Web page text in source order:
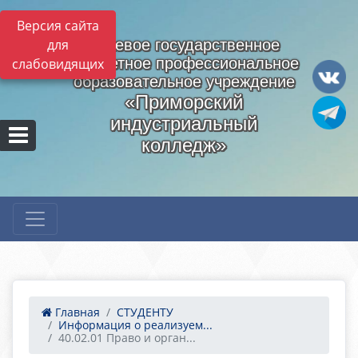
Версия сайта
для
слабовидящих
Краевое государственное
бюджетное профессиональное
образовательное учреждение
«Приморский
индустриальный
колледж»
Главная
СТУДЕНТУ
Информация о реализуем...
40.02.01 Право и орган...